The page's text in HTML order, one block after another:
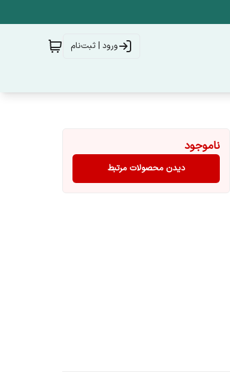
ورود | ثبت‌نام
ناموجود
دیدن محصولات مرتبط